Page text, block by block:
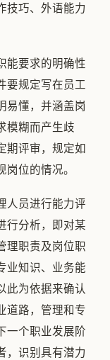
技巧、外语能力
能要求的明确性
要规定写在员工
易懂，并涵盖岗
模糊而产生歧
期评审，规定如
位的情况。
人员进行能力评
行分析，即对某
理职责及岗位职
业知识、业务能
此为依据来确认
道路，管理和专
一个职业发展阶
，识别具有潜力